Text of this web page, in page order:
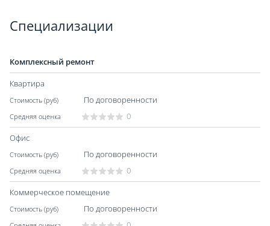
Специализации
Комплексный ремонт
Квартира
По договоренности
0
Офис
По договоренности
0
Коммерческое помещение
По договоренности